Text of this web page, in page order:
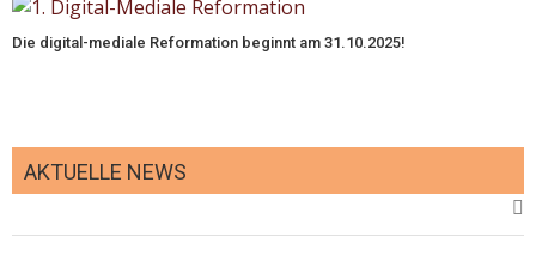
Die digital-mediale Reformation beginnt am 31.10.2025!
AKTUELLE NEWS